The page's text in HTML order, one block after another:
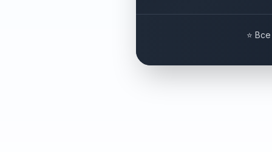
⭐